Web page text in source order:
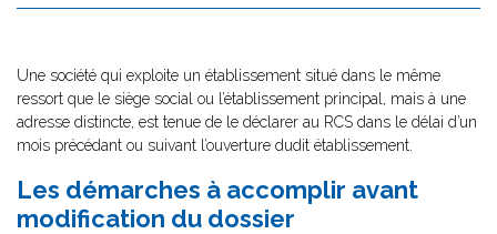
Une société qui exploite un établissement situé dans le même
ressort que le siège social ou l’établissement principal, mais à une
adresse distincte, est tenue de le déclarer au RCS dans le délai d’un
mois précédant ou suivant l’ouverture dudit établissement.
Les démarches à accomplir avant
modification du dossier